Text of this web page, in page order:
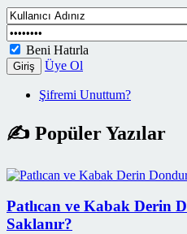
Beni Hatırla
Giriş Üye Ol
Şifremi Unuttum?
✍ Popüler Yazılar
Patlıcan ve Kabak Derin
Saklanır?